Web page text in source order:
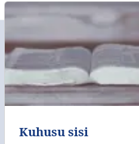
Kuhusu sisi